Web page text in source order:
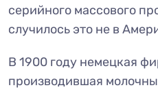
серийного массового
случилось это не в
В 1900 году немецкая
производившая